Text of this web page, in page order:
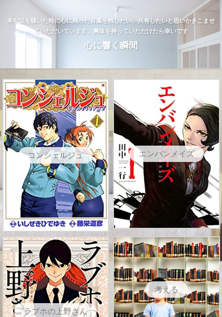
本や話を聴いた時に心に残った言葉を残したい、共有したいと思いかきこませ
ていただいています、興味を持っていただけたら幸いです
心に響く瞬間
コンシェルジュ エンバンメイズ
ラブホの上野さん
考える